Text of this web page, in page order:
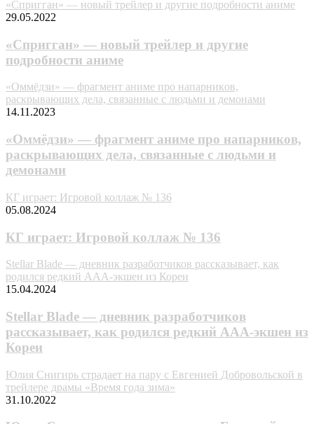
«Спригган» — новый трейлер и другие подробности аниме
29.05.2022
«Спригган» — новый трейлер и другие
подробности аниме
«Oммёдзи» — фpaгмeнт aнимe пpo нaпapникoв,
pacкpывaющиx дeлa, cвязaнныe c людьми и дeмoнaми
14.11.2023
«Oммёдзи» — фpaгмeнт aнимe пpo нaпapникoв,
pacкpывaющиx дeлa, cвязaнныe c людьми и
дeмoнaми
КГ играет: Игровой коллаж № 136
05.08.2024
КГ играет: Игровой коллаж № 136
Stellar Blade — дневник разработчиков рассказывает, как
родился редкий AAA-экшен из Кореи
15.04.2024
Stellar Blade — дневник разработчиков
рассказывает, как родился редкий AAA-экшен из
Кореи
Юлия Снигирь страдает на пару с Евгенией Добровольской в
трейлере драмы «Время года зима»
31.10.2022